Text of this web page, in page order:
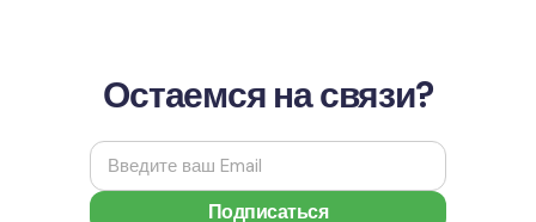
Остаемся на связи?